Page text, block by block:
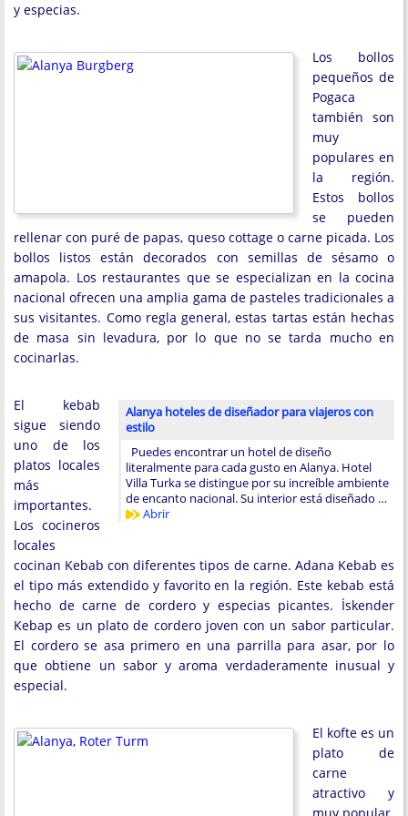
y especias.
Los bollos
pequeños de
Pogaca
también son
muy
populares en
la región.
Estos bollos
se pueden
rellenar con puré de papas, queso cottage o carne picada. Los
bollos listos están decorados con semillas de sésamo o
amapola. Los restaurantes que se especializan en la cocina
nacional ofrecen una amplia gama de pasteles tradicionales a
sus visitantes. Como regla general, estas tartas están hechas
de masa sin levadura, por lo que no se tarda mucho en
cocinarlas.
Alanya hoteles de diseñador para viajeros con
estilo
Puedes encontrar un hotel de diseño
literalmente para cada gusto en Alanya. Hotel
Villa Turka se distingue por su increíble ambiente
de encanto nacional. Su interior está diseñado …
Abrir
El kebab
sigue siendo
uno de los
platos locales
más
importantes.
Los cocineros
locales
cocinan Kebab con diferentes tipos de carne. Adana Kebab es
el tipo más extendido y favorito en la región. Este kebab está
hecho de carne de cordero y especias picantes. İskender
Kebap es un plato de cordero joven con un sabor particular.
El cordero se asa primero en una parrilla para asar, por lo
que obtiene un sabor y aroma verdaderamente inusual y
especial.
El kofte es un
plato de
carne
atractivo y
muy popular.